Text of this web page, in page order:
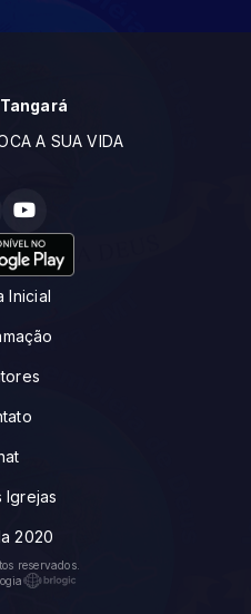
A SUA VIDA
Inicial
Igrejas
2020
reservados.